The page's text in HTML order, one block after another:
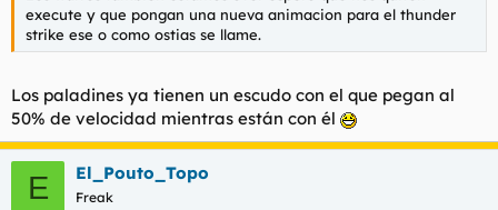
execute y que pongan una nueva animacion para el thunder
strike ese o como ostias se llame.
Los paladines ya tienen un escudo con el que pegan al
50% de velocidad mientras están con él
E El_Pouto_Topo
Freak